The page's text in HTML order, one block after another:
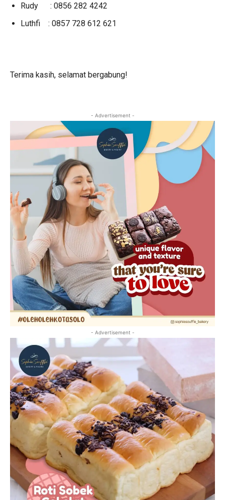
Rudy : 0856 282 4242
Luthfi : 0857 728 612 621
Terima kasih, selamat bergabung!
- Advertisement -
- Advertisement -